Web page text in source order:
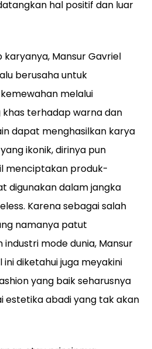
hal positif dan luar
Mansur Gavriel
berusaha untuk
melalui
terhadap warna dan
dapat menghasilkan karya
ikonik, dirinya pun
menciptakan produk-
digunakan dalam jangka
Karena sebagai salah
namanya patut
mode dunia, Mansur
diketahui juga meyakini
yang baik seharusnya
estetika abadi yang tak akan